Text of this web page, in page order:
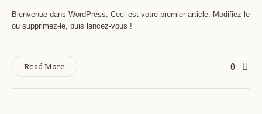
Bienvenue dans WordPress. Ceci est votre premier article. Modifiez-le
ou supprimez-le, puis lancez-vous !
0
Read More